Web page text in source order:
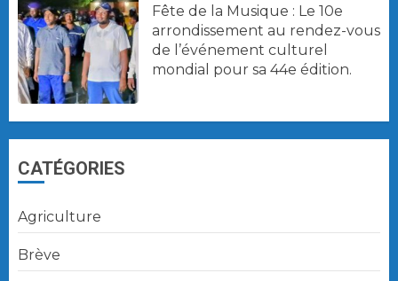
Fête de la Musique : Le 10e
arrondissement au rendez-vous
de l’événement culturel
mondial pour sa 44e édition.
CATÉGORIES
Agriculture
Brève